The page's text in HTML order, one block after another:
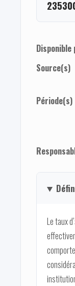
Disponible
Source(s)
Période(s)
Le taux